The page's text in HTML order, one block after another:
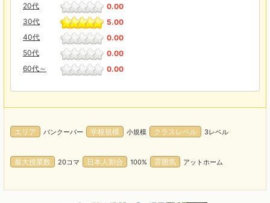
20代
0.00
30代
5.00
40代
0.00
50代
0.00
60代～
0.00
エリア バンクーバー 学校規模 小規模 クラスレベル 3レベル
最大授業数 20コマ 日本人割合 100% 雰囲気 アットホーム